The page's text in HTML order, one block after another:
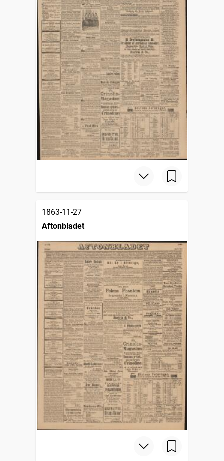
1863-11-27
Aftonbladet